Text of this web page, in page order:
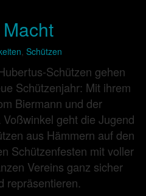
, Schützen
Schützen gehen
Schützenjahr: Mit ihrem
Biermann und der
geht die Jugend
aus Hämmern auf den
Schützenfesten mit voller
Vereins ganz sicher
repräsentieren.